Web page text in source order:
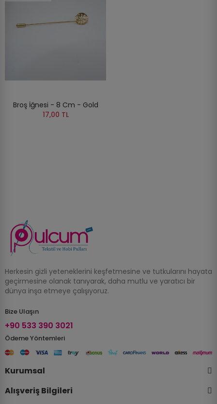
Broş İğnesi - 8 Cm - Gold
17,00 TL
Herkesin gizli yeteneklerini keşfetmesine ve tutkularını hayata
geçirmesine olanak tanıyarak, daha mutlu ve yaratıcı bir
dünya inşa etmeye çalışıyoruz.
Bize Ulaşın
+90 533 390 3021
Ödeme Yöntemleri
Kurumsal
Alışveriş Bilgileri